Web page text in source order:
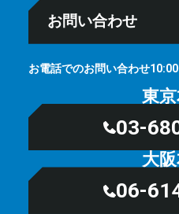
お問い合わせ
お電話でのお問い合わせ
東
03-
大
06-